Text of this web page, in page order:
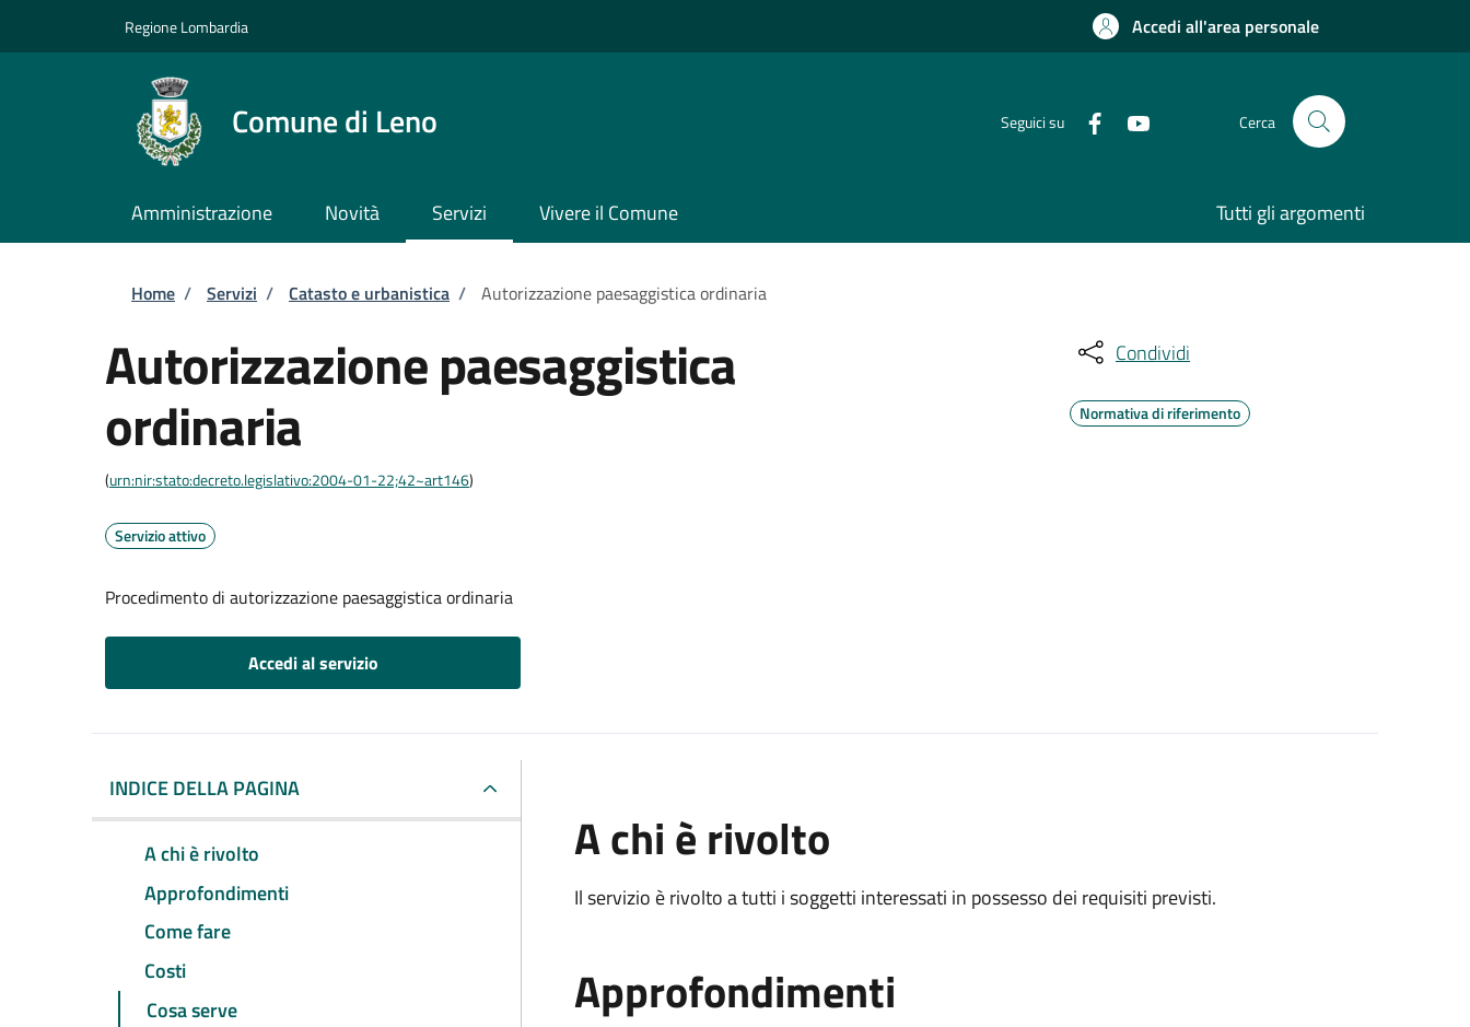
Regione Lombardia Accedi all'area personale
Comune di Leno Seguici su Cerca
Amministrazione Novità Servizi Vivere il Comune Tutti gli argomenti
Briciole di pane
Home / Servizi / Catasto e urbanistica / Autorizzazione paesaggistica ordinaria
Autorizzazione paesaggistica
ordinaria
(urn:nir:stato:decreto.legislativo:2004-01-22;42~art146)
Servizio attivo
Procedimento di autorizzazione paesaggistica ordinaria
Accedi al servizio
Condividi
Normativa di riferimento
INDICE DELLA PAGINA
A chi è rivolto
Approfondimenti
Come fare
Costi
Cosa serve
A chi è rivolto
Il servizio è rivolto a tutti i soggetti interessati in possesso dei requisiti previsti.
Approfondimenti